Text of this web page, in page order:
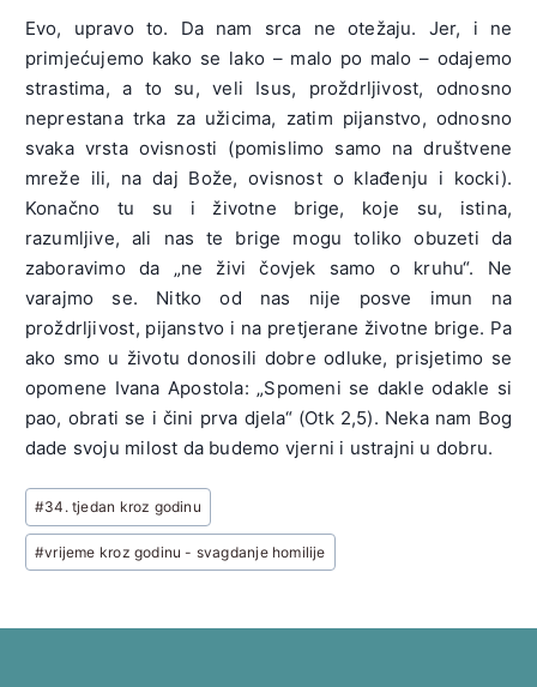
Evo, upravo to. Da nam srca ne otežaju. Jer, i ne
primjećujemo kako se lako – malo po malo – odajemo
strastima, a to su, veli Isus, proždrljivost, odnosno
neprestana trka za užicima, zatim pijanstvo, odnosno
svaka vrsta ovisnosti (pomislimo samo na društvene
mreže ili, na daj Bože, ovisnost o klađenju i kocki).
Konačno tu su i životne brige, koje su, istina,
razumljive, ali nas te brige mogu toliko obuzeti da
zaboravimo da „ne živi čovjek samo o kruhu“. Ne
varajmo se. Nitko od nas nije posve imun na
proždrljivost, pijanstvo i na pretjerane životne brige. Pa
ako smo u životu donosili dobre odluke, prisjetimo se
opomene Ivana Apostola: „Spomeni se dakle odakle si
pao, obrati se i čini prva djela“ (Otk 2,5). Neka nam Bog
dade svoju milost da budemo vjerni i ustrajni u dobru.
Post
Tags:
#34. tjedan kroz godinu
#vrijeme kroz godinu - svagdanje homilije